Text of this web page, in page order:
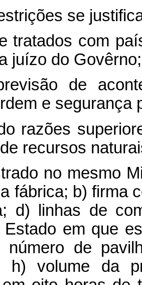
se
tratados com
juízo do Govêrno;
de
e segurança
razões
recursos
no mesmo
fábrica; b) firma
d) linhas de
em que
número de
h) volume da